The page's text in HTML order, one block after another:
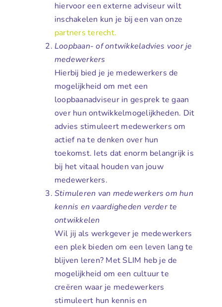
hiervoor een externe adviseur wilt
inschakelen kun je bij een van onze
partners terecht.
Loopbaan- of ontwikkeladvies voor je
medewerkers
Hierbij bied je je medewerkers de
mogelijkheid om met een
loopbaanadviseur in gesprek te gaan
over hun ontwikkelmogelijkheden. Dit
advies stimuleert medewerkers om
actief na te denken over hun
toekomst. Iets dat enorm belangrijk is
bij het vitaal houden van jouw
medewerkers.
Stimuleren van medewerkers om hun
kennis en vaardigheden verder te
ontwikkelen
Wil jij als werkgever je medewerkers
een plek bieden om een leven lang te
blijven leren? Met SLIM heb je de
mogelijkheid om een cultuur te
creëren waar je medewerkers
stimuleert hun kennis en